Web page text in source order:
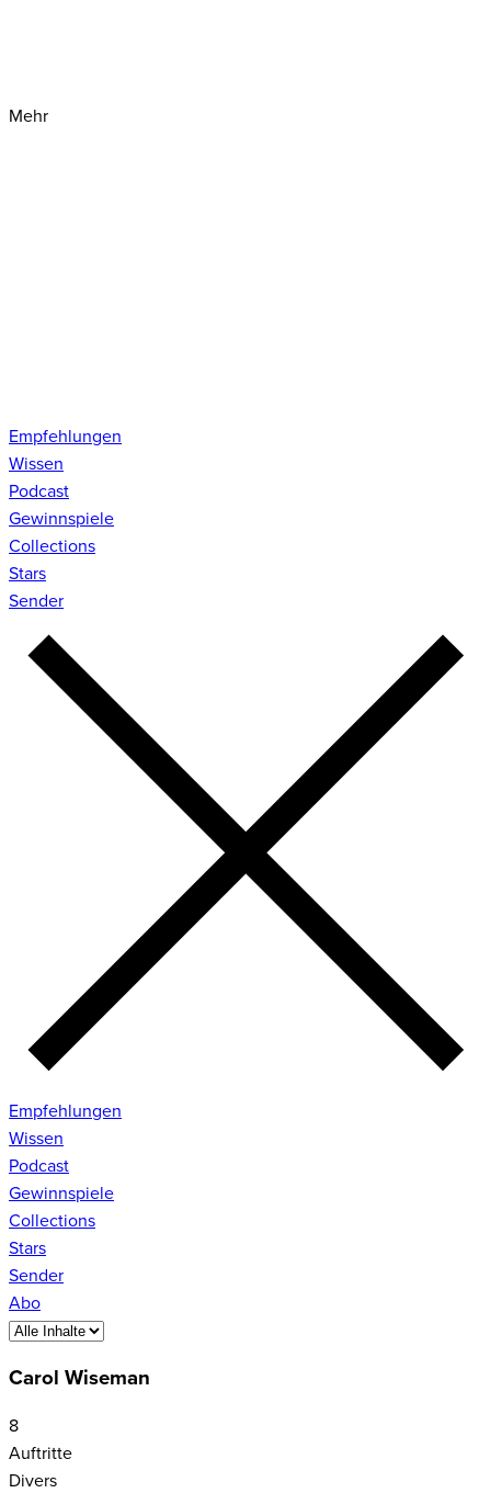
Mehr
Empfehlungen
Wissen
Podcast
Gewinnspiele
Collections
Stars
Sender
Empfehlungen
Wissen
Podcast
Gewinnspiele
Collections
Stars
Sender
Abo
Carol Wiseman
8
Auftritte
Divers